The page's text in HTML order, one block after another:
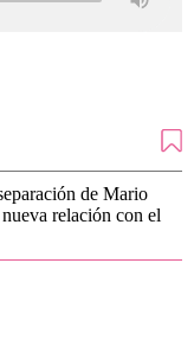
de Mario
relación con el